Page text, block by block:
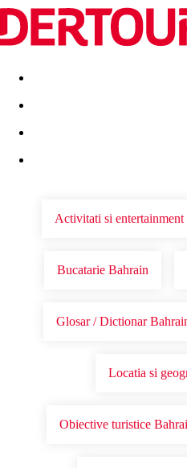
Destinatii Vacanta perfecta
Activitati si entertainment
Bucatarie Bahrain
Glosar / Dictionar
Locatia si
Obiective turistice